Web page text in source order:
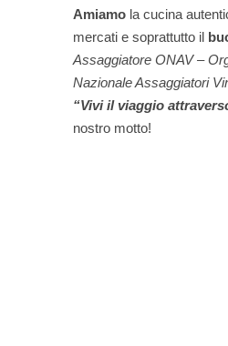
Amiamo la cucina
mercati e soprattutto il
Assaggiatore ONAV –
Nazionale Assaggiatori
“Vivi il viaggio
nostro motto!